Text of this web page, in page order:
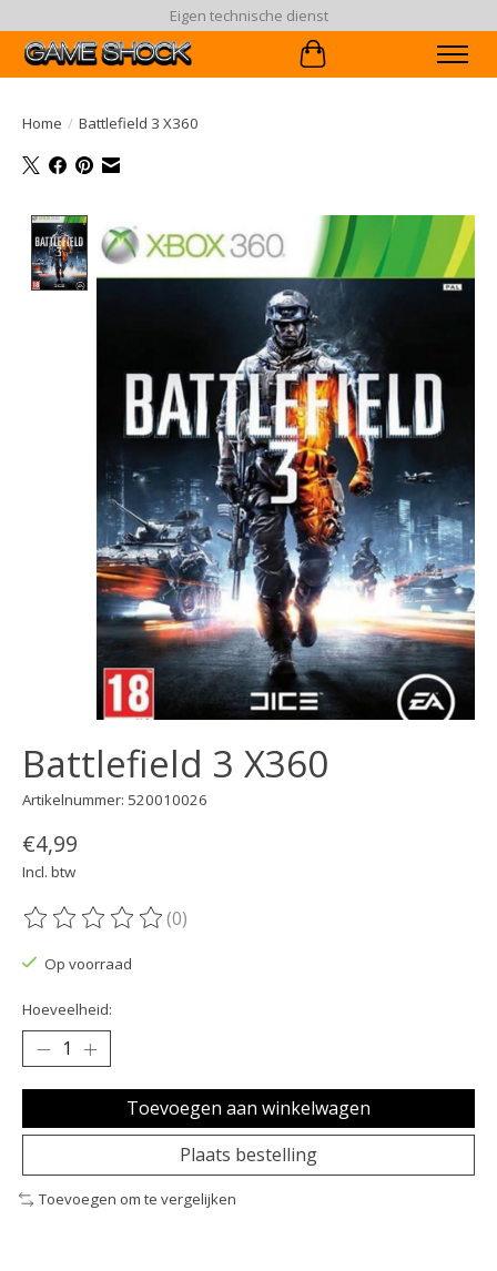
Eigen technische dienst
Winkelwagen
Home / Battlefield 3 X360
Product image slideshow Items
Battlefield 3 X360
Artikelnummer: 520010026
€4,99
Incl. btw
De beoordeling van dit product is
(0)
Op voorraad
Hoeveelheid:
Toevoegen aan winkelwagen
Plaats bestelling
Toevoegen om te vergelijken